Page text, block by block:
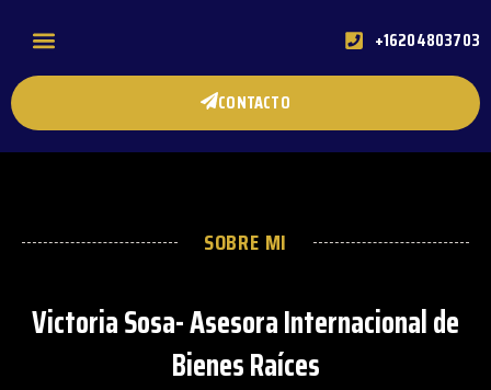
+16204803703
CONTACTO
SOBRE MI
Victoria Sosa- Asesora Internacional de
Bienes Raíces